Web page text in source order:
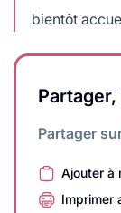
bientôt
Partager
Ajouter à
Imprimer